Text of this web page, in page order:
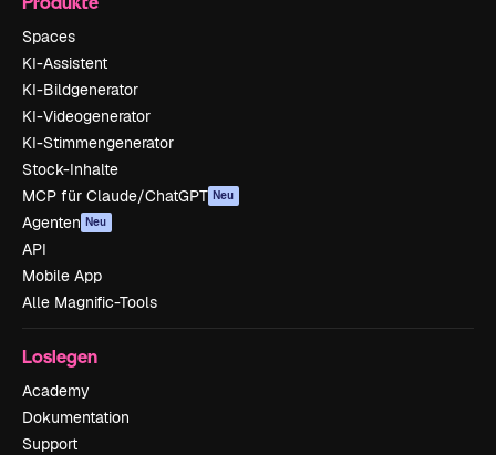
Spaces
KI-Assistent
KI-Bildgenerator
KI-Videogenerator
KI-Stimmengenerator
Stock-Inhalte
MCP für Claude/ChatGPT Neu
Agenten Neu
API
Mobile App
Alle Magnific-Tools
Loslegen
Academy
Dokumentation
Support